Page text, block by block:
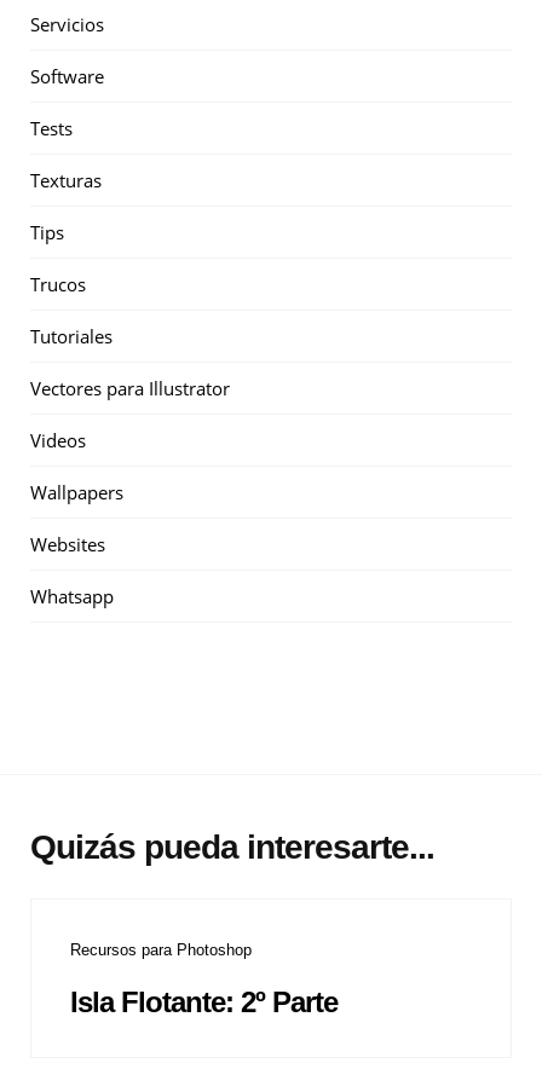
Servicios
Software
Tests
Texturas
Tips
Trucos
Tutoriales
Vectores para Illustrator
Videos
Wallpapers
Websites
Whatsapp
Quizás pueda interesarte...
Recursos para Photoshop
Isla Flotante: 2º Parte